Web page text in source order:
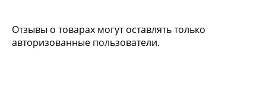
Отзывы о товарах могут оставлять только
авторизованные пользователи.